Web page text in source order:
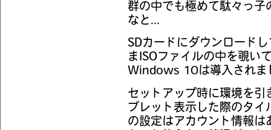
群の中でも極めて駄々っ
なと...
SDカードにダウンロード
まISOファイルの中を覗い
Windows 10は導入されま
セットアップ時に環境を
ブレット表示した際のタ
の設定はアカウント情報